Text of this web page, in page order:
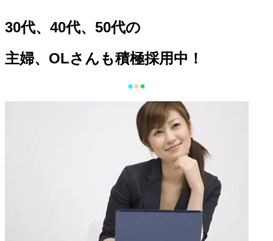
30代、40代、50代の
主婦、OLさんも積極採用中！
●●●